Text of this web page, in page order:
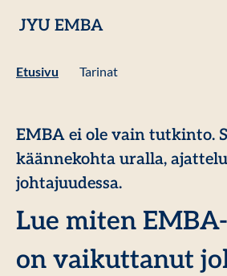
sisältöön
JYU EMBA
Etusivu Tarinat
EMBA ei ole vain tutkinto.
käännekohta uralla,
johtajuudessa.
Lue miten
on vaikuttanut